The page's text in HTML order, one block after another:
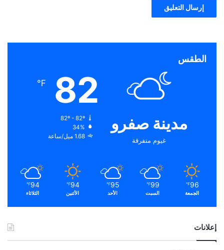
الطقس
مدينة صفرو
غيوم متفرقة
82
℉
82º - 82º
34%
1.68 ميل/ساعة
96
℉
الجمعة
99
℉
السبت
95
℉
الأحد
94
℉
الأثنين
94
℉
الثلاثاء
إعلانات